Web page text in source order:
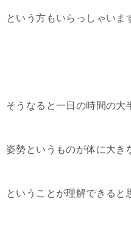
という方もいらっしゃいま
そうなると一日の時間の大
姿勢というものが体に大き
ということが理解できると